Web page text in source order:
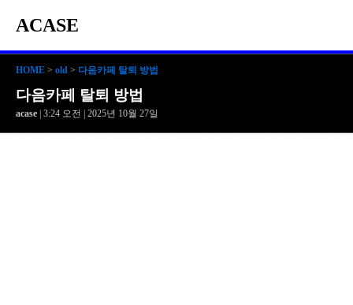
ACASE
HOME > old > 다음카페 탈퇴 방법
다음카페 탈퇴 방법
acase | 3:24 오전 | 2025년 10월 27일